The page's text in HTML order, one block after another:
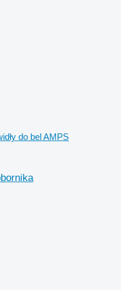
do bel AMPS